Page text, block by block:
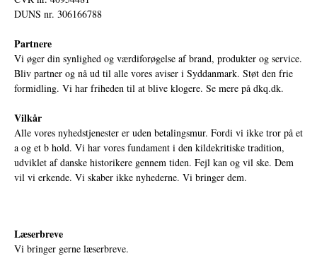
DUNS nr. 306166788
Partnere
Vi øger din synlighed og værdiforøgelse af brand, produkter og service.
Bliv partner og nå ud til alle vores aviser i Syddanmark. Støt den frie
formidling. Vi har friheden til at blive klogere. Se mere på dkq.dk.
Vilkår
Alle vores nyhedstjenester er uden betalingsmur. Fordi vi ikke tror på et
a og et b hold. Vi har vores fundament i den kildekritiske tradition,
udviklet af danske historikere gennem tiden. Fejl kan og vil ske. Dem
vil vi erkende. Vi skaber ikke nyhederne. Vi bringer dem.
Læserbreve
Vi bringer gerne læserbreve.